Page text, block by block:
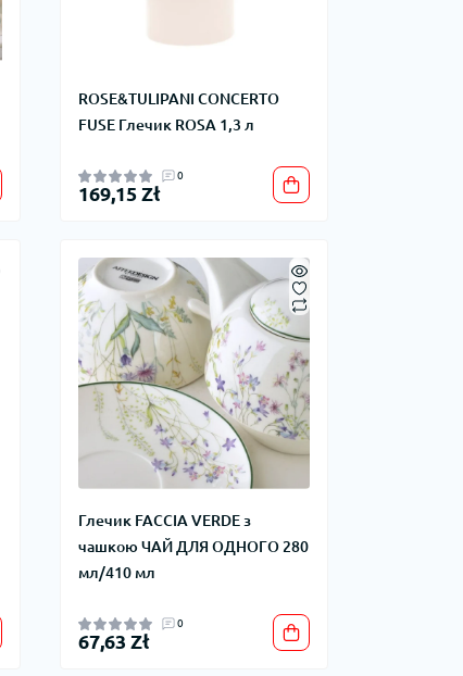
ROSE&TULIPANI CONCERTO
FUSE Глечик ROSA 1,3 л
0
169,15 Zł
Глечик FACCIA VERDE з
чашкою ЧАЙ ДЛЯ ОДНОГО 280
мл/410 мл
0
67,63 Zł